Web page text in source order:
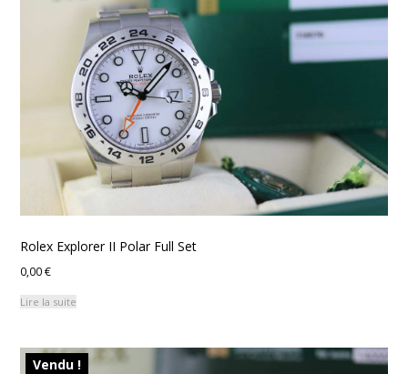
Rolex Explorer II Polar Full Set
0,00€
Lire la suite
Vendu !